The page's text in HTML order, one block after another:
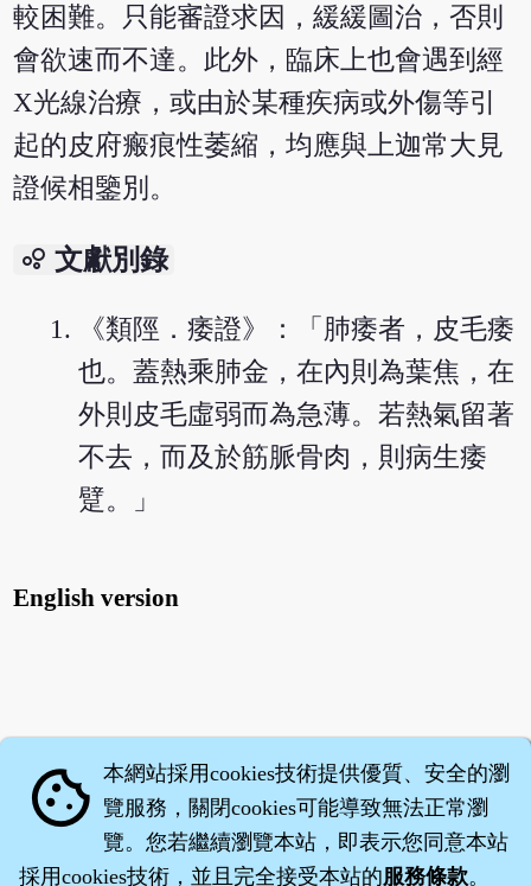
較困難。只能審證求因，緩緩圖治，否則
會欲速而不達。此外，臨床上也會遇到經
X光線治療，或由於某種疾病或外傷等引
起的皮府瘢痕性萎縮，均應與上迦常大見
證候相鑒別。
bubble_chart 文獻別錄
《類陘．痿證》：「肺痿者，皮毛痿
也。蓋熱乘肺金，在內則為葉焦，在
外則皮毛虛弱而為急薄。若熱氣留著
不去，而及於筋脈骨肉，則病生痿
躄。」
English version
cookie 本網站採用cookies技術提供優質、安全的瀏
覽服務，關閉cookies可能導致無法正常瀏
覽。您若繼續瀏覽本站，即表示您同意本站
採用cookies技術，並且完全接受本站的服務條款。